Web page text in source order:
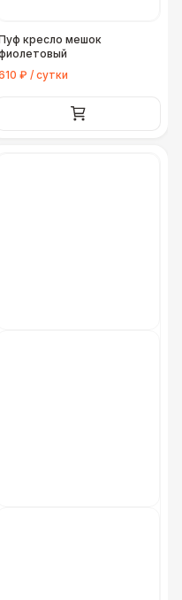
кресло мешок
₽ / сутки